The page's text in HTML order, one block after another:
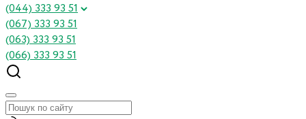
(044) 333 93 51
(067) 333 93 51
(063) 333 93 51
(066) 333 93 51